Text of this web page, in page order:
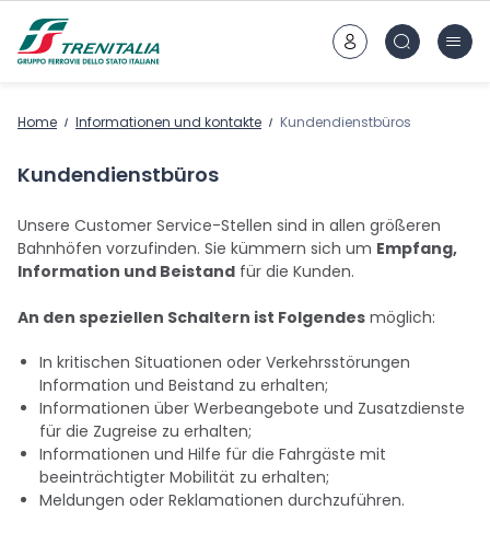
Home Informationen und kontakte Kundendienstbüros
Kundendienstbüros
Unsere Customer Service-Stellen sind in allen größeren
Bahnhöfen vorzufinden. Sie kümmern sich um Empfang,
Information und Beistand für die Kunden.
An den speziellen Schaltern ist Folgendes möglich:
In kritischen Situationen oder Verkehrsstörungen
Information und Beistand zu erhalten;
Informationen über Werbeangebote und Zusatzdienste
für die Zugreise zu erhalten;
Informationen und Hilfe für die Fahrgäste mit
beeinträchtigter Mobilität zu erhalten;
Meldungen oder Reklamationen durchzuführen.